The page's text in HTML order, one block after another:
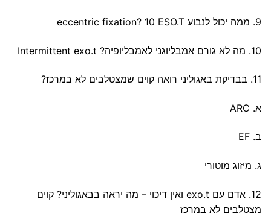
9. ממה יכול לנבוע eccentric fixation? 10 ESO.T
10. מה לא גורם אמבליוגני לאמבליופיה? Intermittent exo.t
11. בבדיקת באגוליני רואה קוים שמצטלבים לא במרכז?
א. ARC
ב. EF
ג. מיזוג מוטורי
12. אדם עם exo.t ואין דיכוי – מה יראה בבאגוליני? קוים
מצטלבים לא במרכז